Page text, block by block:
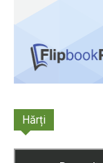
Hărți